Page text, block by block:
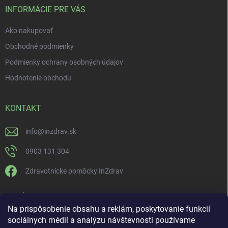
Na prispôsobenie obsahu a reklám, poskytovanie funkcií
sociálnych médií a analýzu návštevnosti používame
INFORMÁCIE PRE VÁS
Ako nakupovať
Obchodné podmienky
Podmienky ochrany osobných údajov
Hodnotenie obchodu
KONTAKT
info@inzdrav.sk
0903 131 304
Zdravotnícke pomôcky InZdrav